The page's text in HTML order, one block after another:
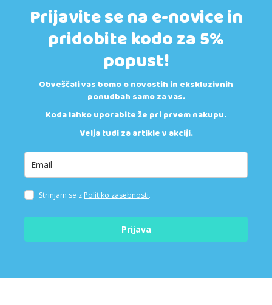
Prijavite se na e-novice in
pridobite kodo za 5%
popust!
Obveščali vas bomo o novostih in ekskluzivnih
ponudbah samo za vas.
Koda lahko uporabite že pri prvem nakupu.
Velja tudi za artikle v akciji.
Strinjam se z Politiko zasebnosti.
Prijava